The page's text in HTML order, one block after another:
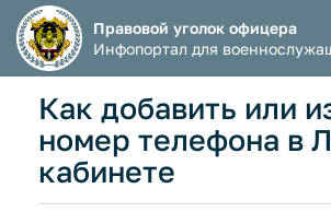
Правовой уголок офицера
Инфопортал для
Как добавить или
номер телефона в
кабинете